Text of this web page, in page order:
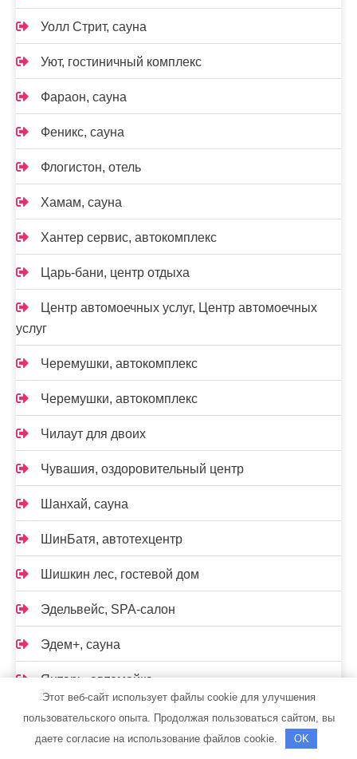
Уолл Стрит, сауна
Уют, гостиничный комплекс
Фараон, сауна
Феникс, сауна
Флогистон, отель
Хамам, сауна
Хантер сервис, автокомплекс
Царь-бани, центр отдыха
Центр автомоечных услуг, Центр автомоечных
услуг
Черемушки, автокомплекс
Черемушки, автокомплекс
Чилаут для двоих
Чувашия, оздоровительный центр
Шанхай, сауна
ШинБатя, автотехцентр
Шишкин лес, гостевой дом
Эдельвейс, SPA-салон
Эдем+, сауна
Янтарь, автомойка
Янтарь, автомойка
Этот веб-сайт использует файлы cookie для улучшения
пользовательского опыта. Продолжая пользоваться сайтом, вы
даете согласие на использование файлов cookie.
OK